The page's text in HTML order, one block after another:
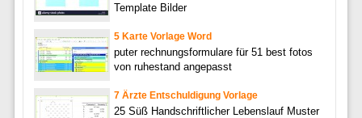
Template Bilder
5 Karte Vorlage Word
puter rechnungsformulare für 51 best fotos
von ruhestand angepasst
7 Ärzte Entschuldigung Vorlage
25 Süß Handschriftlicher Lebenslauf Muster